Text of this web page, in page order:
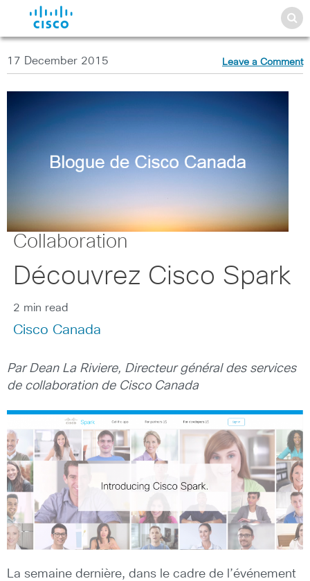
17 December 2015 Leave a Comment
Collaboration
Découvrez Cisco Spark
2 min read
Cisco Canada
Par Dean La Riviere, Directeur général des services
de collaboration de Cisco Canada
La semaine dernière, dans le cadre de l’événement